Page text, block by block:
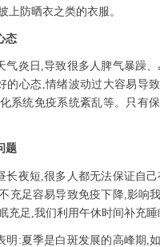
上防晒衣之类的衣服。
态
炎日,导致很多人脾气暴躁、
的心态,情绪波动过大容易导
系统免疫系统紊乱等。只有
题
夜短,很多人都无法保证自己
充足容易导致免疫下降,影响
充足,我们利用午休时间补充睡
:夏季是白斑发展的高峰期,如